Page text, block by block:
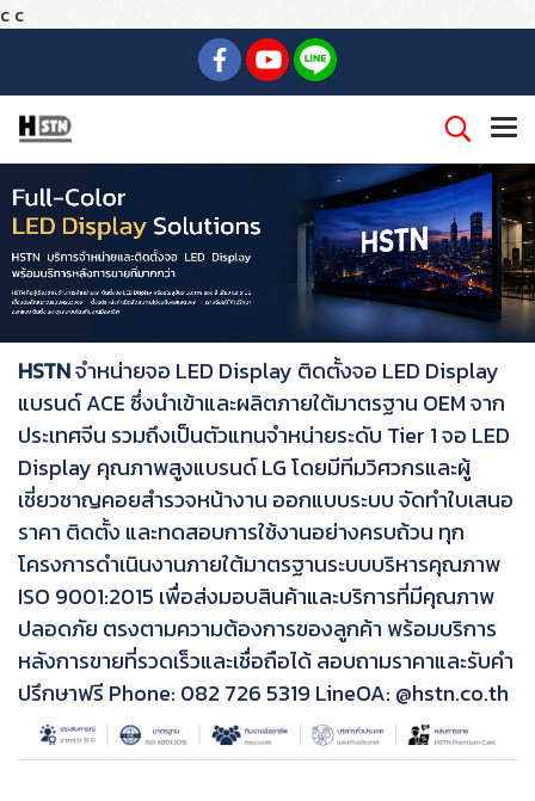
c c
HSTNจำหน่ายจอ LED Display ติดตั้งจอ LED Display
แบรนด์ ACE ซึ่งนำเข้าและผลิตภายใต้มาตรฐาน OEM จาก
ประเทศจีน รวมถึงเป็นตัวแทนจำหน่ายระดับ Tier 1 จอ LED
Display คุณภาพสูงแบรนด์ LG โดยมีทีมวิศวกรและผู้
เชี่ยวชาญคอยสำรวจหน้างาน ออกแบบระบบ จัดทำใบเสนอ
ราคา ติดตั้ง และทดสอบการใช้งานอย่างครบถ้วน ทุก
โครงการดำเนินงานภายใต้มาตรฐานระบบบริหารคุณภาพ
ISO 9001:2015 เพื่อส่งมอบสินค้าและบริการที่มีคุณภาพ
ปลอดภัย ตรงตามความต้องการของลูกค้า พร้อมบริการ
หลังการขายที่รวดเร็วและเชื่อถือได้ สอบถามราคาและรับคำ
ปรึกษาฟรี Phone: 082 726 5319 LineOA: @hstn.co.th